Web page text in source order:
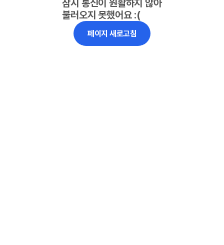
잠시 통신이 원활하지 않아
불러오지 못했어요 :(
페이지 새로고침